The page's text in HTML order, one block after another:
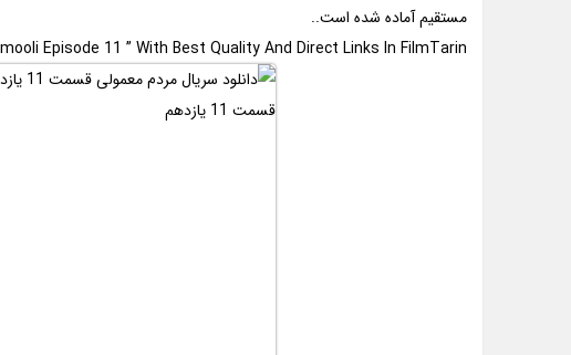
مستقیم آماده شده است..
Episode 11 ” With Best Quality And Direct Links In FilmTarin